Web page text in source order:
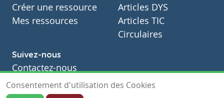
Créer une ressource
Mes ressources
Articles DYS
Articles TIC
Circulaires
Suivez-nous
Contactez-nous
Soutien scolaire
Notre page Facebook
Consentement d'utilisation des Cookies